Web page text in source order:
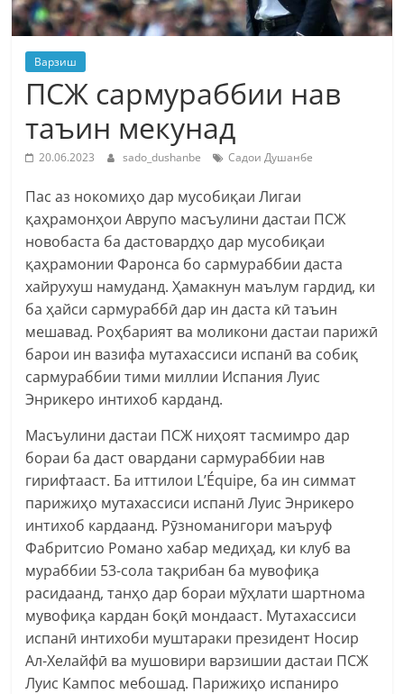
Варзиш
ПСЖ сармураббии нав
таъин мекунад
20.06.2023 sado_dushanbe Садои Душанбе
Пас аз нокомиҳо дар мусобиқаи Лигаи
қаҳрамонҳои Аврупо масъулини дастаи ПСЖ
новобаста ба дастовардҳо дар мусобиқаи
қаҳрамонии Фаронса бо сармураббии даста
хайрухуш намуданд. Ҳамакнун маълум гардид, ки
ба ҳайси сармураббӣ дар ин даста кӣ таъин
мешавад. Роҳбарият ва моликони дастаи парижӣ
барои ин вазифа мутахассиси испанӣ ва собиқ
сармураббии тими миллии Испания Луис
Энрикеро интихоб карданд.
Масъулини дастаи ПСЖ ниҳоят тасмимро дар
бораи ба даст овардани сармураббии нав
гирифтааст. Ба иттилои L’Équipe, ба ин симмат
парижиҳо мутахассиси испанӣ Луис Энрикеро
интихоб кардаанд. Рӯзноманигори маъруф
Фабритсио Романо хабар медиҳад, ки клуб ва
мураббии 53-сола тақрибан ба мувофиқа
расидаанд, танҳо дар бораи мӯҳлати шартнома
мувофиқа кардан боқӣ мондааст. Мутахассиси
испанӣ интихоби муштараки президент Носир
Ал-Хелайфӣ ва мушовири варзишии дастаи ПСЖ
Луис Кампос мебошад. Парижиҳо испаниро